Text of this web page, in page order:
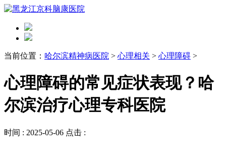
当前位置： 哈尔滨精神病医院 > 心理相关 > 心理障碍 >
心理障碍的常见症状表现？哈
尔滨治疗心理专科医院
时间 : 2025-05-06 点击 :